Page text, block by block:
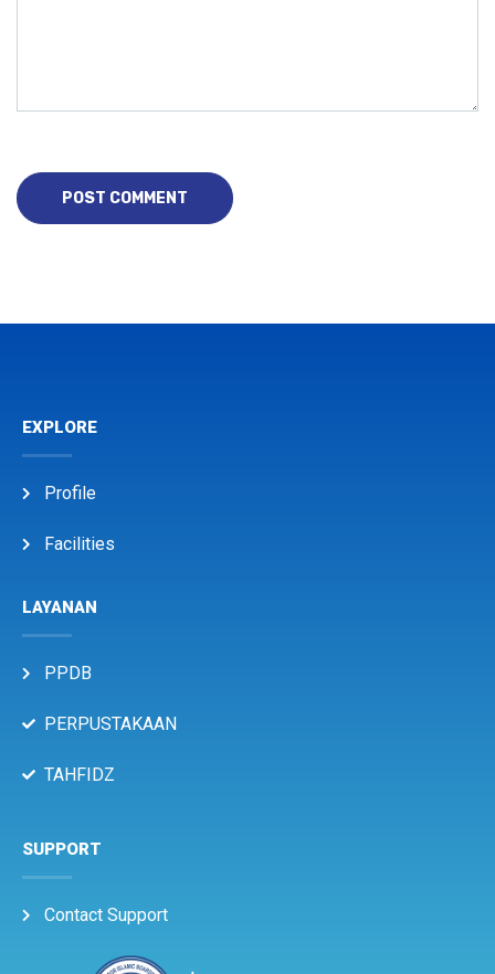
EXPLORE
Profile
Facilities
LAYANAN
PPDB
PERPUSTAKAAN
TAHFIDZ
SUPPORT
Contact Support